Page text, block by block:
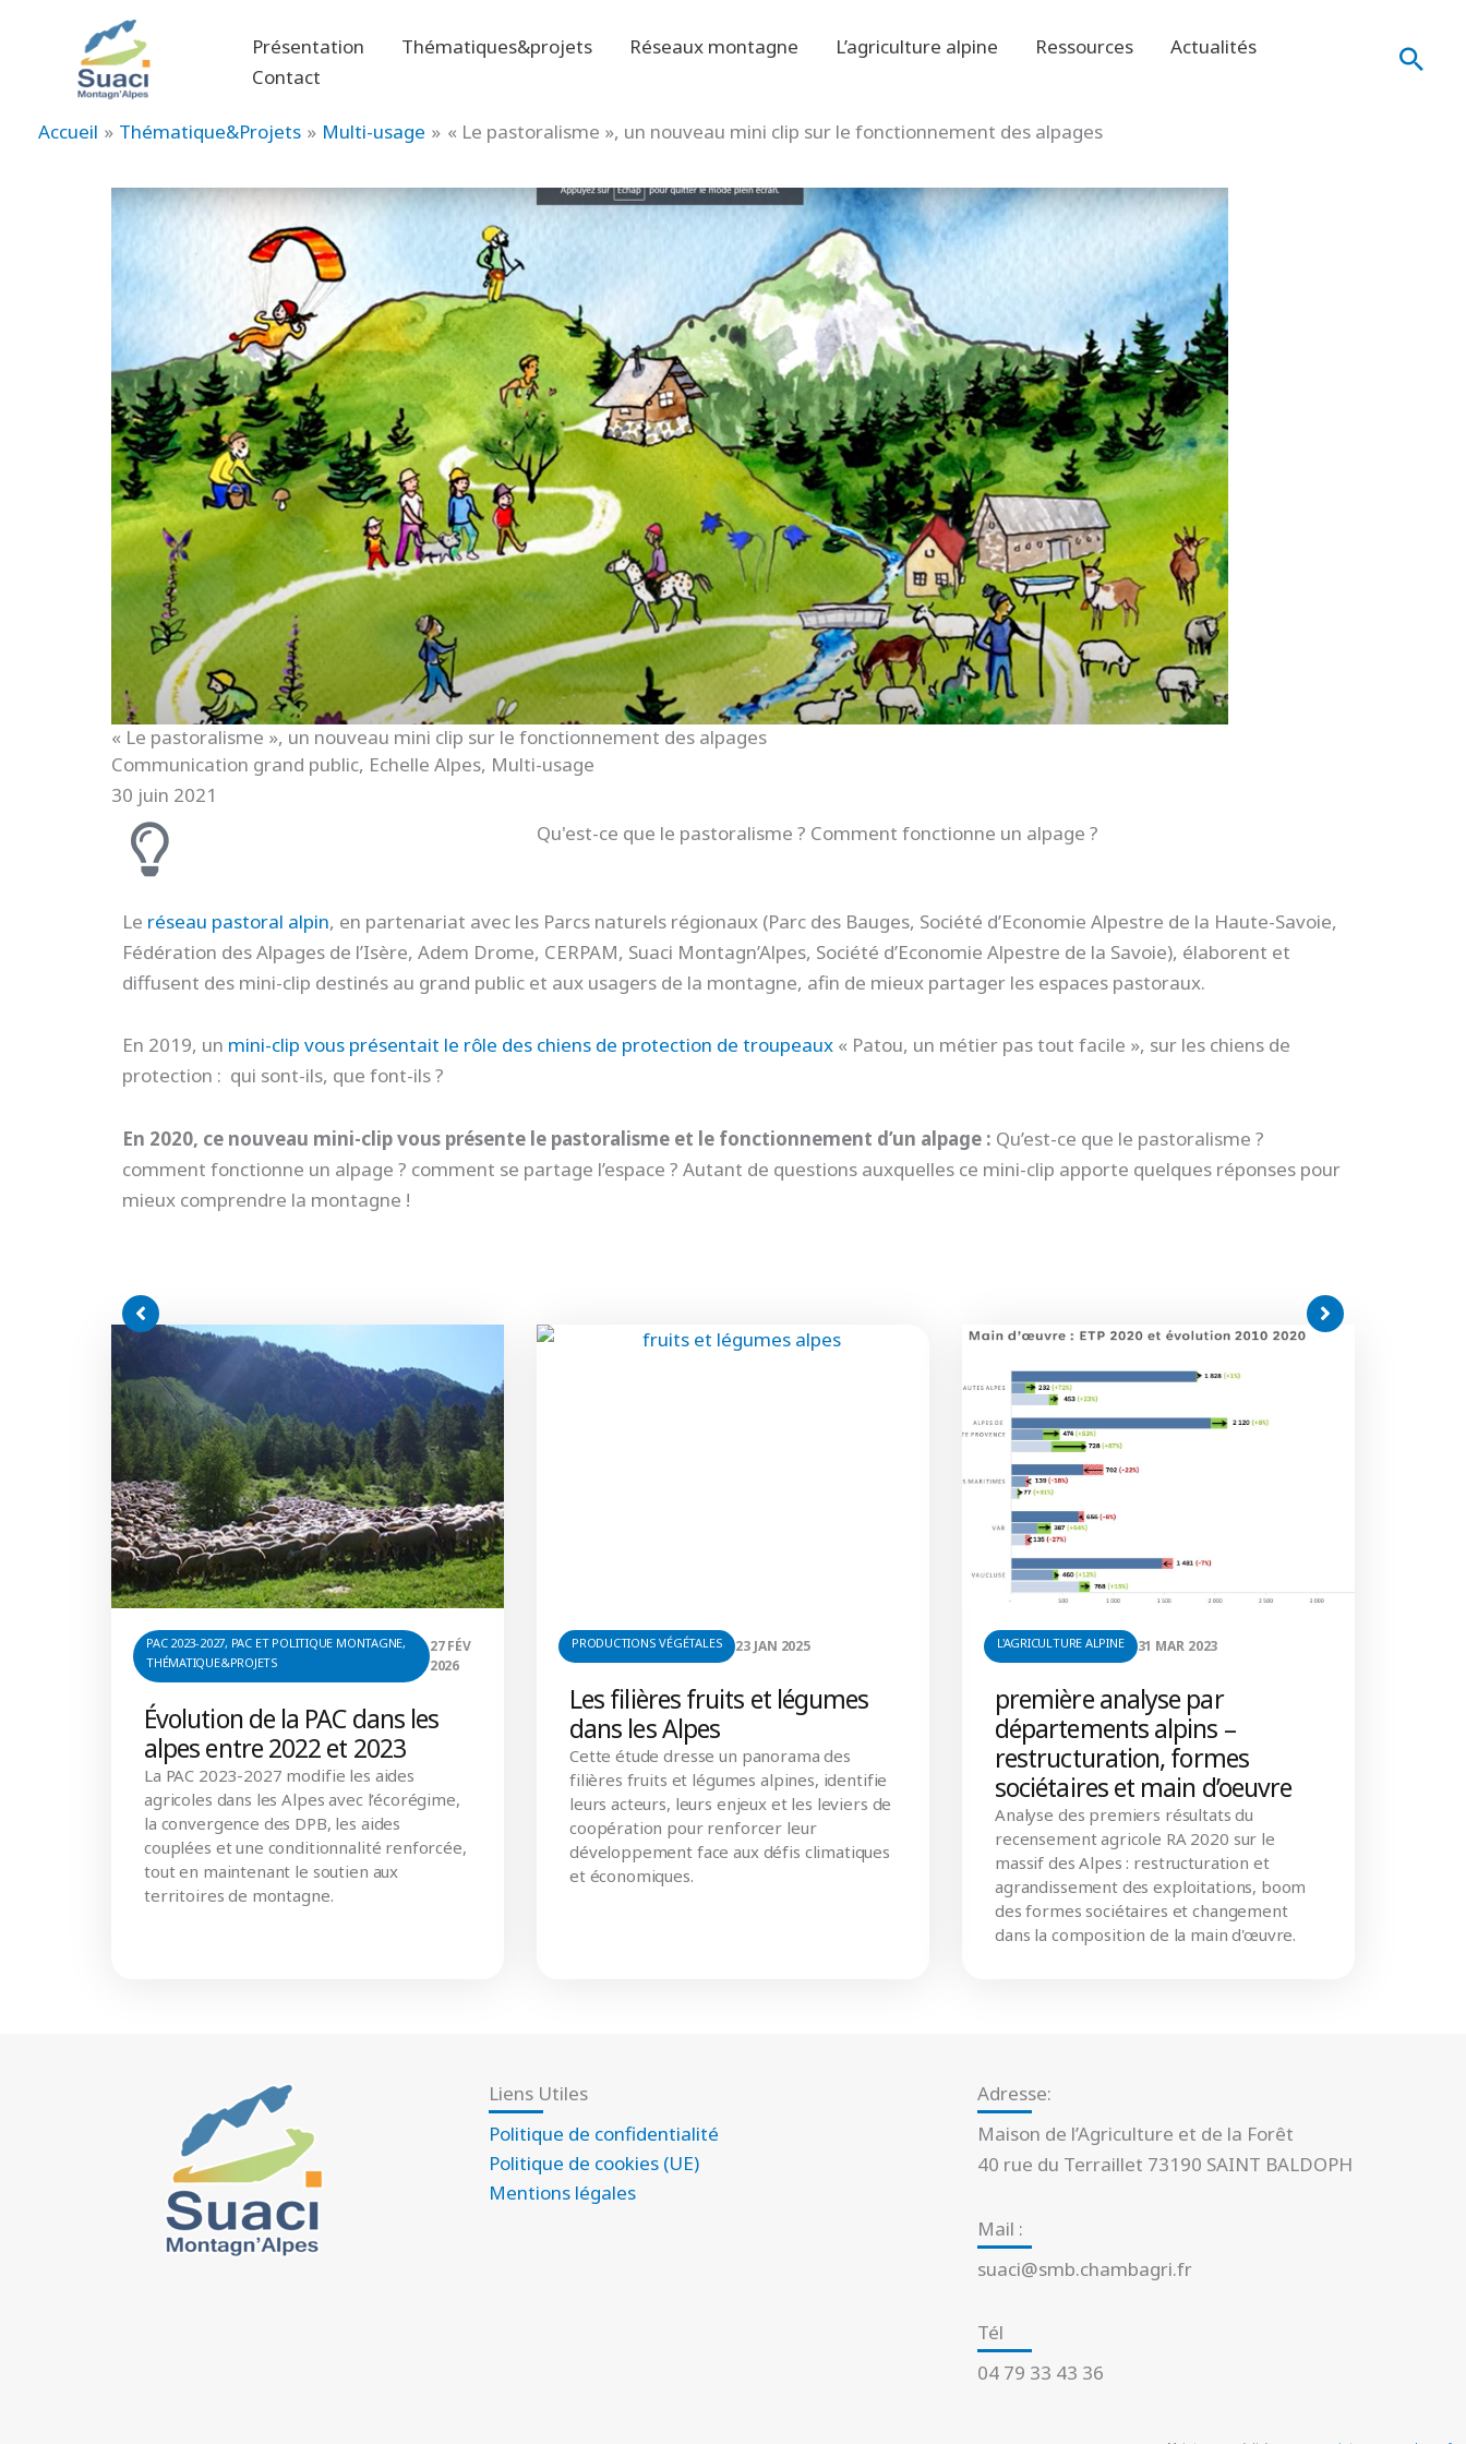
Présentation Thématiques&projets Réseaux montagne L’agriculture alpine Ressources
Actualités
Contact
Accueil Thématique&Projets Multi-usage « Le pastoralisme », un nouveau mini clip sur le fonctionnement des alpages
« Le pastoralisme », un nouveau mini clip sur le fonctionnement des alpages
Communication grand public, Echelle Alpes, Multi-usage
30 juin 2021
Qu'est-ce que le pastoralisme ? Comment fonctionne un alpage ?
Le réseau pastoral alpin, en partenariat avec les Parcs naturels régionaux (Parc des Bauges, Société d’Economie Alpestre de la Haute-Savoie,
Fédération des Alpages de l’Isère, Adem Drome, CERPAM, Suaci Montagn’Alpes, Société d’Economie Alpestre de la Savoie), élaborent et
diffusent des mini-clip destinés au grand public et aux usagers de la montagne, afin de mieux partager les espaces pastoraux.
En 2019, un mini-clip vous présentait le rôle des chiens de protection de troupeaux « Patou, un métier pas tout facile », sur les chiens de
protection : qui sont-ils, que font-ils ?
En 2020, ce nouveau mini-clip vous présente le pastoralisme et le fonctionnement d’un alpage : Qu’est-ce que le pastoralisme ?
comment fonctionne un alpage ? comment se partage l’espace ? Autant de questions auxquelles ce mini-clip apporte quelques réponses pour
mieux comprendre la montagne !
PAC 2023-2027, PAC ET POLITIQUE MONTAGNE,
THÉMATIQUE&PROJETS
27 FÉV
2026
Évolution de la PAC dans les
alpes entre 2022 et 2023
La PAC 2023-2027 modifie les aides
agricoles dans les Alpes avec l’écorégime,
la convergence des DPB, les aides
couplées et une conditionnalité renforcée,
tout en maintenant le soutien aux
territoires de montagne.
PRODUCTIONS VÉGÉTALES 23 JAN 2025
Les filières fruits et légumes
dans les Alpes
Cette étude dresse un panorama des
filières fruits et légumes alpines, identifie
leurs acteurs, leurs enjeux et les leviers de
coopération pour renforcer leur
développement face aux défis climatiques
et économiques.
L'AGRICULTURE ALPINE 31 MAR 2023
première analyse par
départements alpins –
restructuration, formes
sociétaires et main d’oeuvre
Analyse des premiers résultats du
recensement agricole RA 2020 sur le
massif des Alpes : restructuration et
agrandissement des exploitations, boom
des formes sociétaires et changement
dans la composition de la main d'œuvre.
Liens Utiles
Politique de confidentialité
Politique de cookies (UE)
Mentions légales
Adresse:
Maison de l’Agriculture et de la Forêt
40 rue du Terraillet 73190 SAINT BALDOPH
Mail :
suaci@smb.chambagri.fr
Tél
04 79 33 43 36